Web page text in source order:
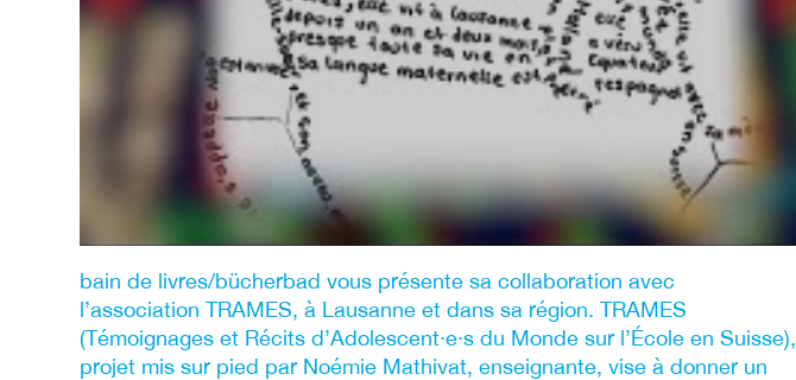
bain de livres/bücherbad vous présente sa collaboration avec
l’association TRAMES, à Lausanne et dans sa région. TRAMES
(Témoignages et Récits d’Adolescent∙e∙s du Monde sur l’École en Suisse),
projet mis sur pied par Noémie Mathivat, enseignante, vise à donner un